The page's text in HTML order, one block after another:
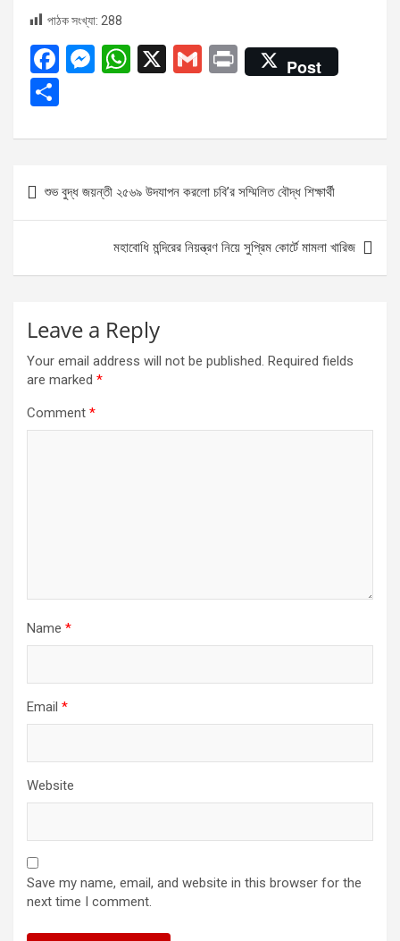
পাঠক সংখ্যা: 288
F
b
o
k
M
n
er
W
s
p
p
X
G
Pr
in
Post
ar
Post
navigation
শুভ বুদ্ধ জয়ন্তী ২৫৬৯ উদযাপন করলো চবি’র সম্মিলিত বৌদ্ধ শিক্ষার্থী
মহাবোধি মন্দিরের নিয়ন্ত্রণ নিয়ে সুপ্রিম কোর্টে মামলা খারিজ
Leave a Reply
Your email address will not be published. Required fields
are marked *
Comment *
Name *
Email *
Website
Save my name, email, and website in this browser for the
next time I comment.